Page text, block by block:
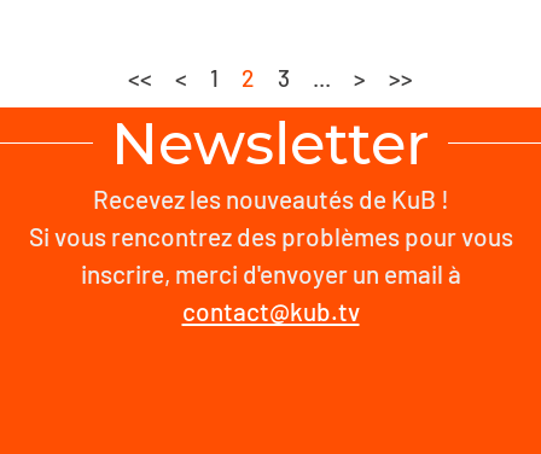
<< < 1 2 3 ... > >>
Newsletter
Recevez les nouveautés de KuB !
Si vous rencontrez des problèmes pour vous
inscrire, merci d'envoyer un email à
contact@kub.tv